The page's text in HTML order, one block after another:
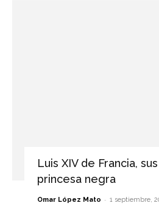
Luis XIV de Francia,
princesa negra
Omar López Mato - 1 septiembre,